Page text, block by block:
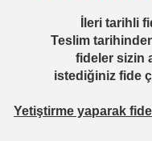
İleri tarihli
Teslim
fideler sizin
istediğiniz fide
Yetiştirme yaparak